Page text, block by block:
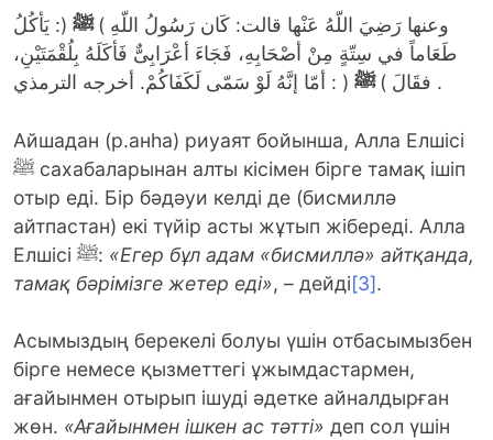
وعنها رَضِيَ اللّهُ عَنْها قالت: كَان رَسُولُ اللّهِ ) ﷺ (: يَأكُلُ
طَعَاماً في سِتّةٍ مِنْ أصْحَابِهِ، فَجَاءَ أعْرَابِىٌّ فَأكَلَهُ بِلُقْمَتَيْنِ،
فقَالَ ) ﷺ ( : أمّا إنَّهُ لَوْ سَمّى لَكَفَاكُمْ. أخرجه الترمذي .
Айшадан (р.анһа) риуаят бойынша, Алла Елшісі
ﷺ сахабаларынан алты кісімен бірге тамақ ішіп
отыр еді. Бір бәдәуи келді де (бисмиллә
айтпастан) екі түйір асты жұтып жібереді. Алла
Елшісі ﷺ: «Егер бұл адам «бисмиллә» айтқанда,
тамақ бәрімізге жетер еді», – дейді[3].
Асымыздың берекелі болуы үшін отбасымызбен
бірге немесе қызметтегі ұжымдастармен,
ағайынмен отырып ішуді әдетке айналдырған
жөн. «Ағайынмен ішкен ас тәтті» деп сол үшін